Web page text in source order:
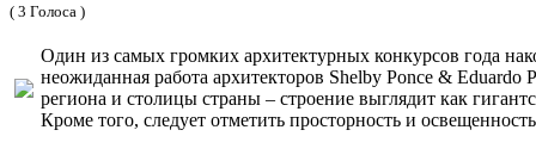
( 3 Голоса )
Один из самых громких архитектурных конкурсов года
неожиданная работа архитекторов Shelby Ponce &
региона и столицы страны – строение выглядит как
Кроме того, следует отметить просторность и